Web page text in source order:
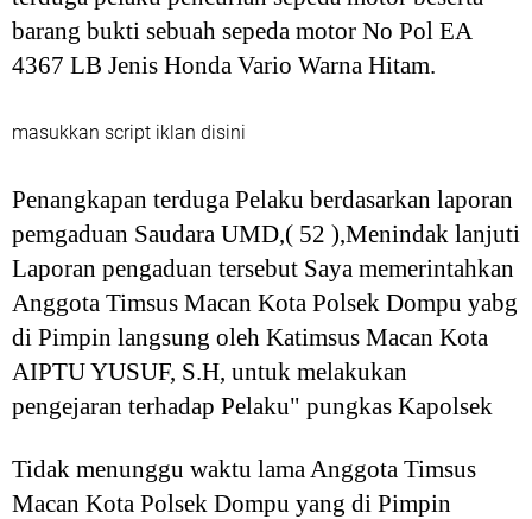
barang bukti sebuah sepeda motor No Pol EA
4367 LB Jenis Honda Vario Warna Hitam.
masukkan script iklan disini
Penangkapan terduga Pelaku berdasarkan laporan
pemgaduan Saudara UMD,( 52 ),Menindak lanjuti
Laporan pengaduan tersebut Saya memerintahkan
Anggota Timsus Macan Kota Polsek Dompu yabg
di Pimpin langsung oleh Katimsus Macan Kota
AIPTU YUSUF, S.H, untuk melakukan
pengejaran terhadap Pelaku" pungkas Kapolsek
Tidak menunggu waktu lama Anggota Timsus
Macan Kota Polsek Dompu yang di Pimpin